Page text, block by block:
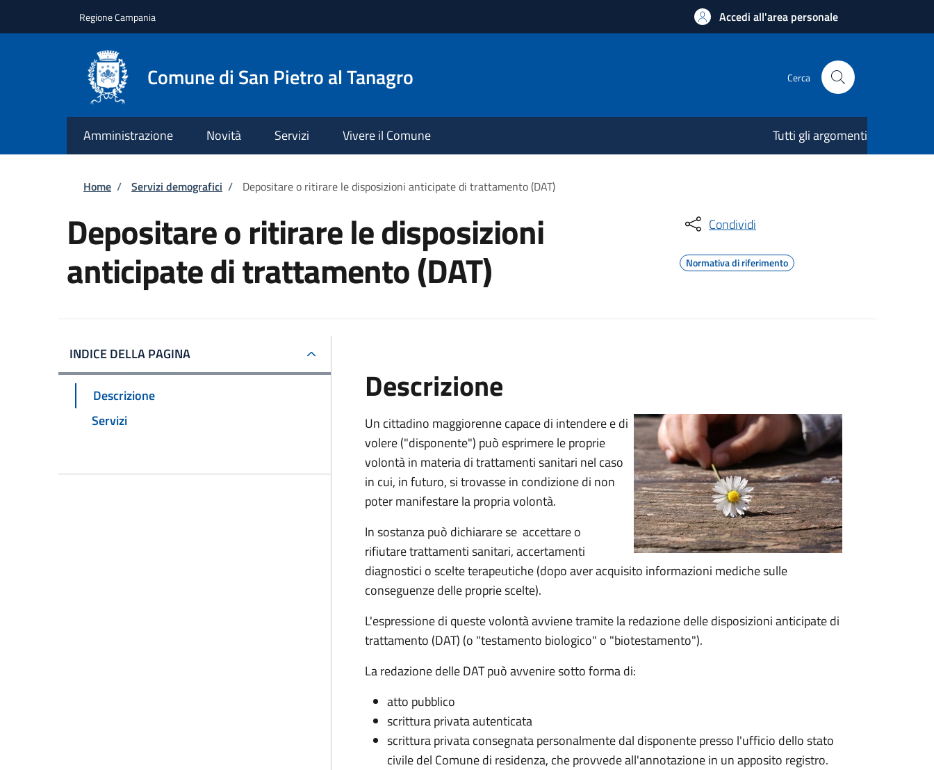
Regione Campania Accedi all'area personale
Comune di San Pietro al Tanagro Cerca
Amministrazione Novità Servizi Vivere il Comune Tutti gli argomenti
Briciole di pane
Home / Servizi demografici / Depositare o ritirare le disposizioni anticipate di trattamento (DAT)
Depositare o ritirare le disposizioni
anticipate di trattamento (DAT)
Condividi
Normativa di riferimento
INDICE DELLA PAGINA
Descrizione
Servizi
Descrizione
Un cittadino maggiorenne capace di intendere e di
volere ("disponente") può esprimere le proprie
volontà in materia di trattamenti sanitari nel caso
in cui, in futuro, si trovasse in condizione di non
poter manifestare la propria volontà.
In sostanza può dichiarare se accettare o
rifiutare trattamenti sanitari, accertamenti
diagnostici o scelte terapeutiche (dopo aver acquisito informazioni mediche sulle
conseguenze delle proprie scelte).
L'espressione di queste volontà avviene tramite la redazione delle disposizioni anticipate di
trattamento (DAT) (o "testamento biologico" o "biotestamento").
La redazione delle DAT può avvenire sotto forma di:
atto pubblico
scrittura privata autenticata
scrittura privata consegnata personalmente dal disponente presso l'ufficio dello stato
civile del Comune di residenza, che provvede all'annotazione in un apposito registro.